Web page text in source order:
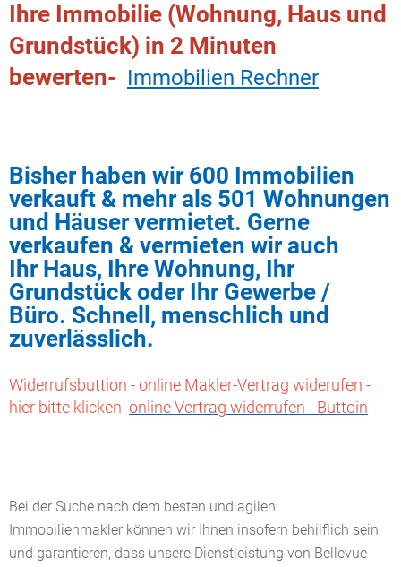
Ihre Immobilie (Wohnung, Haus und
Grundstück) in 2 Minuten
bewerten- Immobilien Rechner
Bisher haben wir 600 Immobilien
verkauft & mehr als 501 Wohnungen
und Häuser vermietet. Gerne
verkaufen & vermieten wir auch
Ihr Haus, Ihre Wohnung, Ihr
Grundstück oder Ihr Gewerbe /
Büro. Schnell, menschlich und
zuverlässlich.
Widerrufsbuttion - online Makler-Vertrag widerufen -
hier bitte klicken online Vertrag widerrufen - Buttoin
Bei der Suche nach dem besten und agilen
Immobilienmakler können wir Ihnen insofern behilflich sein
und garantieren, dass unsere Dienstleistung von Bellevue